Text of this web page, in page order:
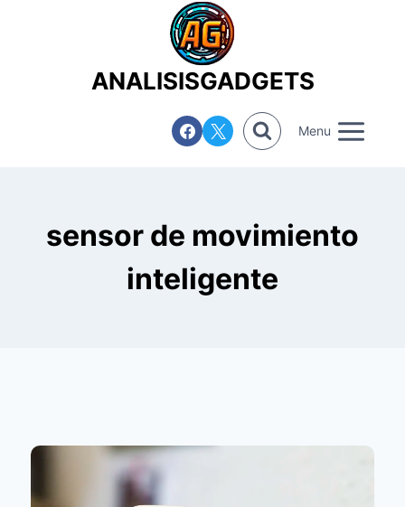
ANALISISGADGETS
Menu
sensor de movimiento
inteligente